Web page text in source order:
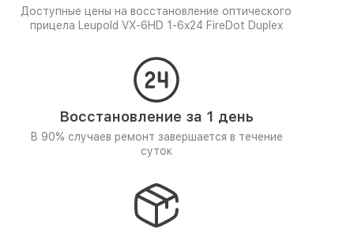
Доступные цены на восстановление оптического
прицела Leupold VX-6HD 1-6x24 FireDot Duplex
Восстановление за 1 день
В 90% случаев ремонт завершается в течение
суток